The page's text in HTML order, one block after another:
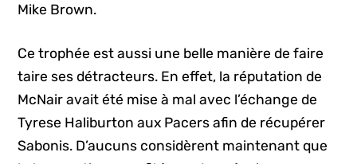
Mike Brown.
Ce trophée est aussi une belle manière de faire
taire ses détracteurs. En effet, la réputation de
McNair avait été mise à mal avec l’échange de
Tyrese Haliburton aux Pacers afin de récupérer
Sabonis. D’aucuns considèrent maintenant que